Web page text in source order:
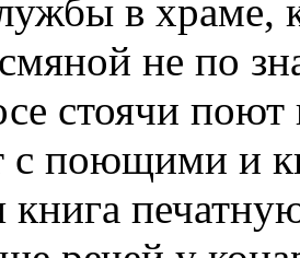
в храме,
не по
стоячи
с поющими и
книга